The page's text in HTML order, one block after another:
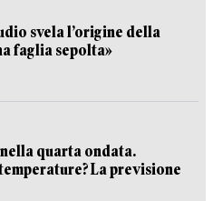
svela l’origine della
faglia sepolta»
quarta ondata.
La previsione